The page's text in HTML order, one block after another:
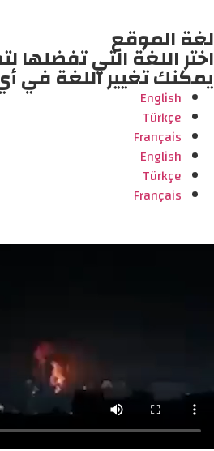
لغة الموقع
اختر اللغة التي تفضلها
يمكنك تغيير اللغة في
English
Türkçe
Français
English
Türkçe
Français